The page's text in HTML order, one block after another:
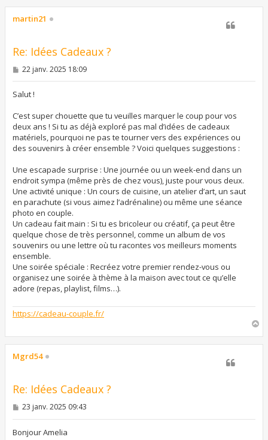
u
martin21
Re: Idées Cadeaux ?
M
s
e
22 janv. 2025 18:09
Salut !
C’est super chouette que tu veuilles marquer le coup pour vos
deux ans ! Si tu as déjà exploré pas mal d’idées de cadeaux
matériels, pourquoi ne pas te tourner vers des expériences ou
des souvenirs à créer ensemble ? Voici quelques suggestions :
Une escapade surprise : Une journée ou un week-end dans un
endroit sympa (même près de chez vous), juste pour vous deux.
Une activité unique : Un cours de cuisine, un atelier d’art, un saut
en parachute (si vous aimez l’adrénaline) ou même une séance
photo en couple.
Un cadeau fait main : Si tu es bricoleur ou créatif, ça peut être
quelque chose de très personnel, comme un album de vos
souvenirs ou une lettre où tu racontes vos meilleurs moments
ensemble.
Une soirée spéciale : Recréez votre premier rendez-vous ou
organisez une soirée à thème à la maison avec tout ce qu’elle
adore (repas, playlist, films…).
https://cadeau-couple.fr/
a
u
Mgrd54
Re: Idées Cadeaux ?
M
s
s
23 janv. 2025 09:43
Bonjour Amelia